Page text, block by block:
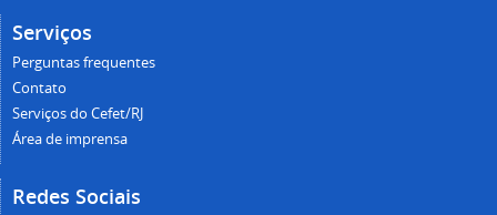
Serviços
Perguntas frequentes
Contato
Serviços do Cefet/RJ
Área de imprensa
Redes Sociais